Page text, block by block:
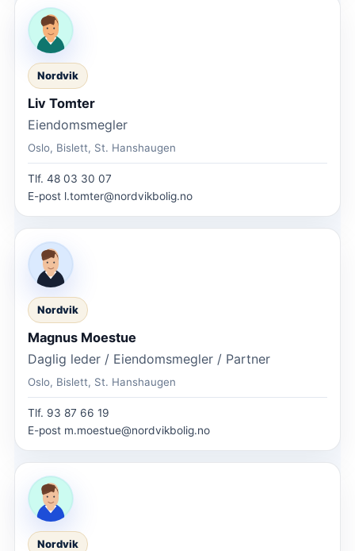
Nordvik
Liv Tomter
Eiendomsmegler
Oslo, Bislett, St. Hanshaugen
Tlf. 48 03 30 07
E-post l.tomter@nordvikbolig.no
Nordvik
Magnus Moestue
Daglig leder / Eiendomsmegler / Partner
Oslo, Bislett, St. Hanshaugen
Tlf. 93 87 66 19
E-post m.moestue@nordvikbolig.no
Nordvik